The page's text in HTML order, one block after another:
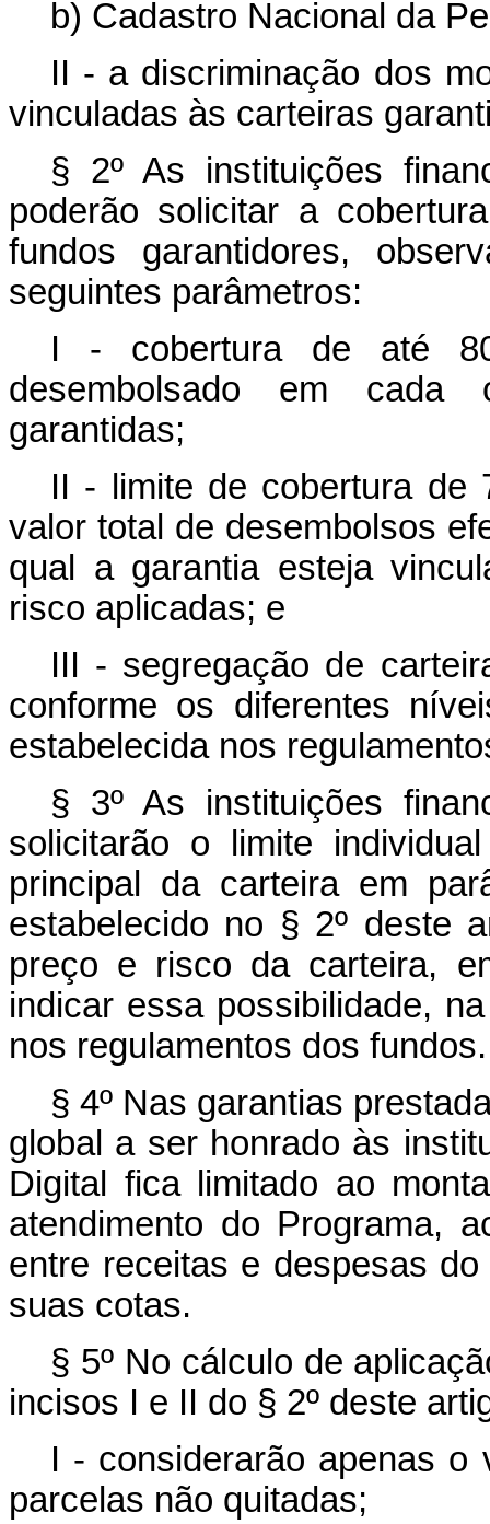
b) Cadastro Nacional da
II - a discriminação dos
vinculadas às carteiras
§ 2º As instituições
poderão solicitar a
fundos garantidores,
seguintes parâmetros:
I - cobertura de até
desembolsado em cada
garantidas;
II - limite de cobertura de
valor total de desembolsos
qual a garantia esteja
risco aplicadas; e
III - segregação de
conforme os diferentes
estabelecida nos
§ 3º As instituições
solicitarão o limite
principal da carteira em
estabelecido no § 2º deste
preço e risco da carteira,
indicar essa possibilidade,
nos regulamentos dos fundos.
§ 4º Nas garantias
global a ser honrado às
Digital fica limitado ao
atendimento do Programa,
entre receitas e despesas
suas cotas.
§ 5º No cálculo de
incisos I e II do § 2º deste
I - considerarão apenas o
parcelas não quitadas;